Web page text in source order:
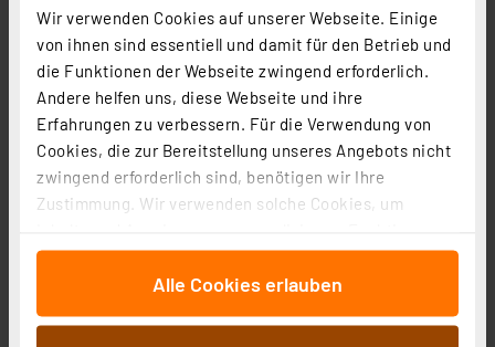
Wir verwenden Cookies auf unserer Webseite. Einige
von ihnen sind essentiell und damit für den Betrieb und
die Funktionen der Webseite zwingend erforderlich.
Andere helfen uns, diese Webseite und ihre
Erfahrungen zu verbessern. Für die Verwendung von
Cookies, die zur Bereitstellung unseres Angebots nicht
zwingend erforderlich sind, benötigen wir Ihre
Zustimmung. Wir verwenden solche Cookies, um
für soziale Medien anbieten zu können und die Zugriffe
auf unsere Website zu analysieren. Außerdem geben
wir Informationen zu Ihrer Verwendung unserer Website
an unsere Partner für soziale Medien, Werbung und
Alle Cookies erlauben
Eingangskabel